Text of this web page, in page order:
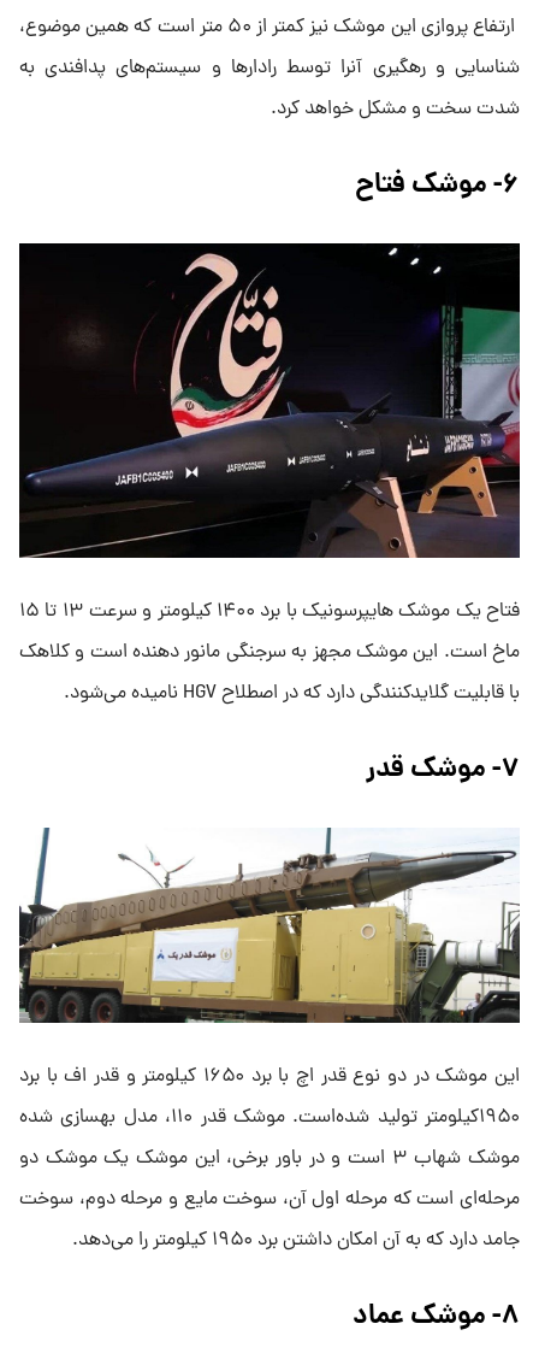
ارتفاع پروازی این موشک نیز کمتر از ۵۰ متر است که همین موضوع،
شناسایی و رهگیری آنرا توسط رادار‌ها و سیستم‌های پدافندی به
شدت سخت و مشکل خواهد کرد.
۶- موشک فتاح
فتاح یک موشک هایپرسونیک با برد ۱۴۰۰ کیلومتر و سرعت ۱۳ تا ۱۵
ماخ است. این موشک مجهز به سرجنگی مانور دهنده است و کلاهک
با قابلیت گلایدکنندگی دارد که در اصطلاح HGV نامیده می‌شود.
۷- موشک قدر
این موشک در دو نوع قدر اچ با برد ۱۶۵۰ کیلومتر و قدر اف با برد
۱۹۵۰کیلومتر تولید شده‌است. موشک قدر ۱۱۰، مدل بهسازی شده
موشک شهاب ۳ است و در باور برخی، این موشک یک موشک دو
مرحله‌ای است که مرحله اول آن، سوخت مایع و مرحله دوم، سوخت
جامد دارد که به آن امکان داشتن برد ۱۹۵۰ کیلومتر را می‌دهد.
۸- موشک عماد